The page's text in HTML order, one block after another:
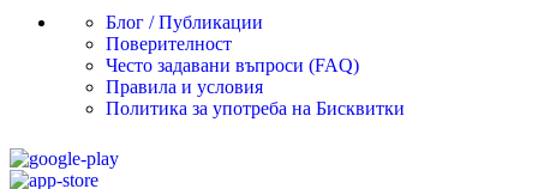
Блог / Публикации
Поверителност
Често задавани въпроси (FAQ)
Правила и условия
Политика за употреба на Бисквитки